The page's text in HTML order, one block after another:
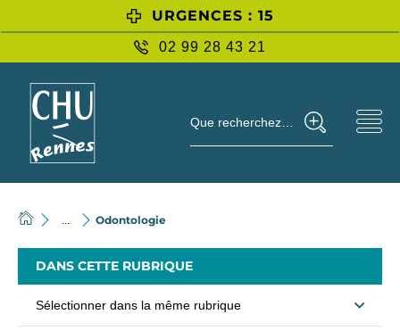
URGENCES : 15
02 99 28 43 21
Que recherchez-vous ?
Odontologie
DANS CETTE RUBRIQUE
Sélectionner dans la même rubrique